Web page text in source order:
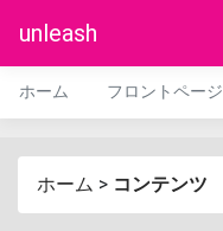
unleash
ホーム フロントページ
ホーム > コンテンツ